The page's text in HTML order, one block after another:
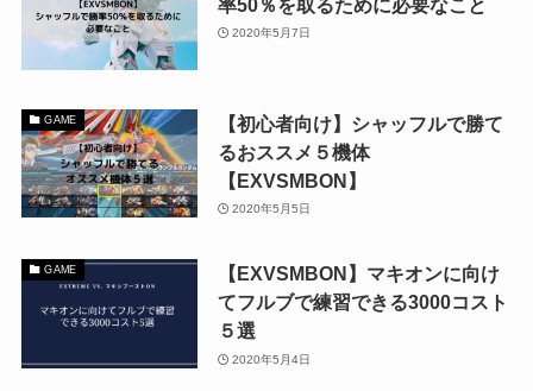
率50％を取るために必要なこと
2020年5月7日
GAME
【初心者向け】シャッフルで勝て
るおススメ５機体
【EXVSMBON】
2020年5月5日
GAME
【EXVSMBON】マキオンに向け
てフルブで練習できる3000コスト
５選
2020年5月4日